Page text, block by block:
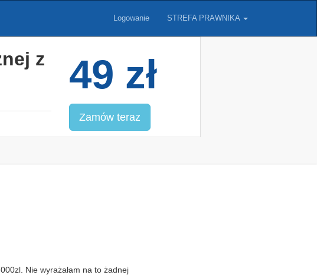
Logowanie STREFA PRAWNIKA
z
49 zł
Zamów teraz
Nie wyrażałam na to żadnej